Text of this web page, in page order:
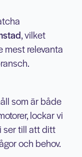
, vilket
mest relevanta
som är både
lockar vi
ser till att ditt
och behov.